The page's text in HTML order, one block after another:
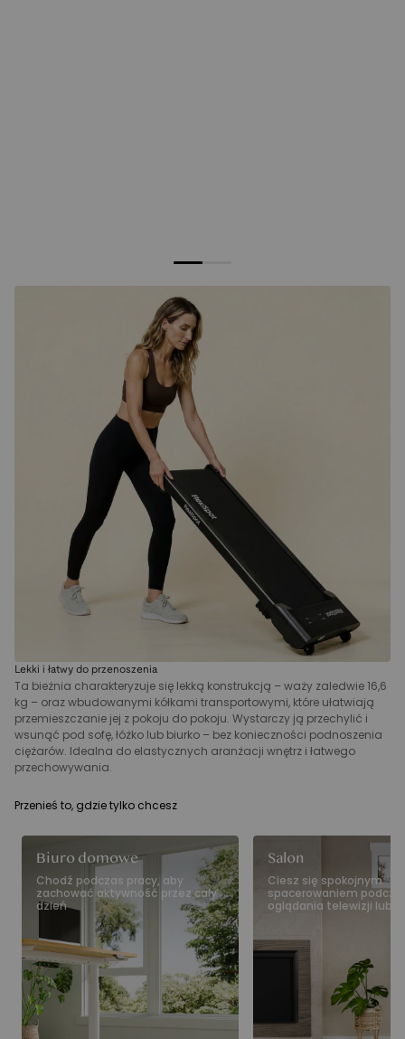
Lekki i łatwy do przenoszenia
Ta bieżnia charakteryzuje się lekką konstrukcją – waży zaledwie 16,6
kg – oraz wbudowanymi kółkami transportowymi, które ułatwiają
przemieszczanie jej z pokoju do pokoju. Wystarczy ją przechylić i
wsunąć pod sofę, łóżko lub biurko – bez konieczności podnoszenia
ciężarów. Idealna do elastycznych aranżacji wnętrz i łatwego
przechowywania.
Przenieś to, gdzie tylko chcesz
Biuro domowe
Chodź podczas pracy, aby
zachować aktywność przez cały
dzień
Salon
Ciesz się spokojnym
spacerowaniem
oglądania telewizji lub